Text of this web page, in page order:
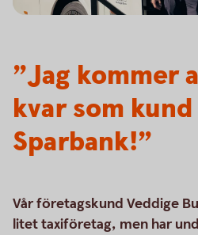
”Jag kommer
kvar som
Sparbank!”
Vår företagskund Veddige
litet taxiföretag, men har